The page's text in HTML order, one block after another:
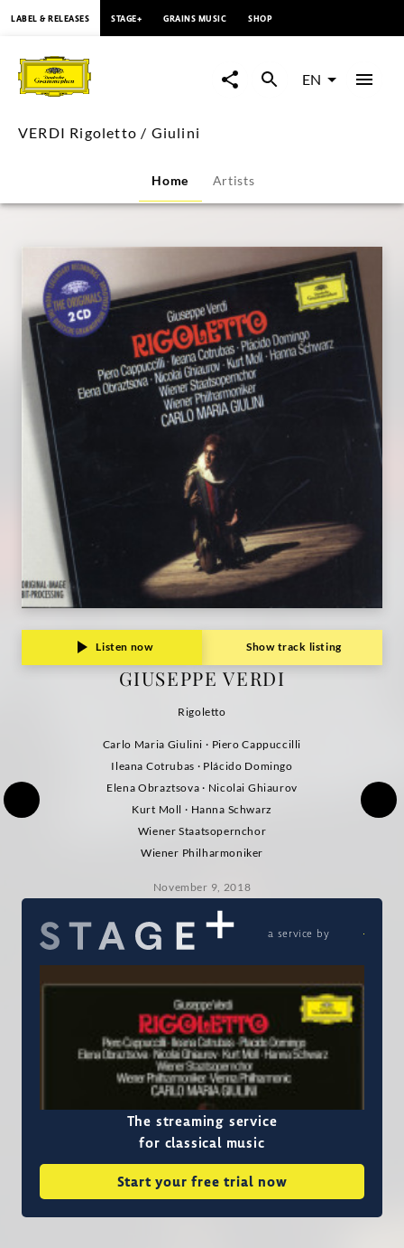
Rigoletto
|
Deutsche
Grammophon
LABEL & RELEASES STAGE+ GRAINS MUSIC SHOP
EN
VERDI Rigoletto / Giulini
Home Artists
Listen now Show track listing
GIUSEPPE VERDI
Rigoletto
Carlo Maria Giulini · Piero Cappuccilli
Ileana Cotrubas · Plácido Domingo
Elena Obraztsova · Nicolai Ghiaurov
Kurt Moll · Hanna Schwarz
Wiener Staatsopernchor
Wiener Philharmoniker
November 9, 2018
a service by
The streaming service
for classical music
Start your free trial now